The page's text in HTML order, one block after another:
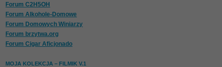
Forum C2H5OH
Forum Alkohole-Domowe
Forum Domowych Winiarzy
Forum brzytwa.org
Forum Cigar Aficjonado
MOJA KOLEKCJA – FILMIK V.1